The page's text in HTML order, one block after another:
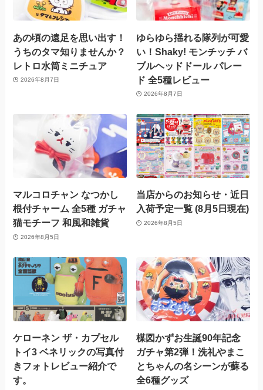
あの頃の遠足を思い出す！
うちのタマ知りませんか？
レトロ水筒ミニチュア
2026年8月7日
ゆらゆら揺れる隊列が可愛
い！Shaky! モンチッチ バ
ブルヘッドドール パレー
ド 全5種レビュー
2026年8月7日
マルコロチャン なつかし
根付チャーム 全5種 ガチャ
猫モチーフ 和風和雑貨
2026年8月5日
当店からのお知らせ・近日
入荷予定一覧 (8月5日現在)
2026年8月5日
ケローネン ザ・カプセル
トイ3 ベネリックの写真付
きフォトレビュー紹介で
す。
楳図かずお生誕90年記念
ガチャ第2弾！洗礼やまこ
とちゃんの名シーンが蘇る
全6種グッズ